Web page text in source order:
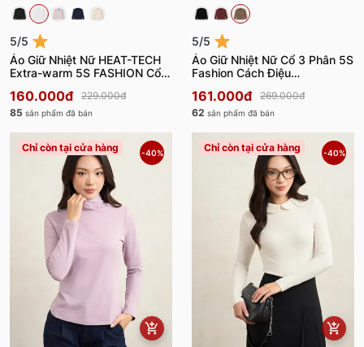
5/5
Áo Giữ Nhiệt Nữ HEAT-TECH
Extra-warm 5S FASHION Cổ 3
W0AGN25011
160.000đ
229.000đ
85 sản phẩm đã bán
5/5
Áo Giữ Nhiệt Nữ Cổ 3 Phân 5S
Fashion Cách Điệu
161.000đ
269.000đ
62 sản phẩm đã bán
Chỉ còn tại cửa hàng -40% Chỉ còn tại cửa hàng -40%